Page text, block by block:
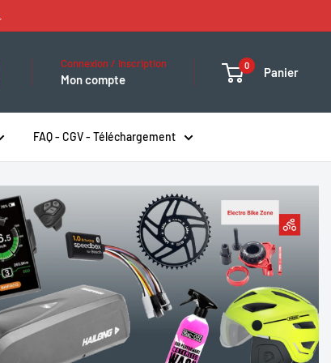
Connexion / Inscription
Mon compte
0 Panier
FAQ - CGV - Téléchargement